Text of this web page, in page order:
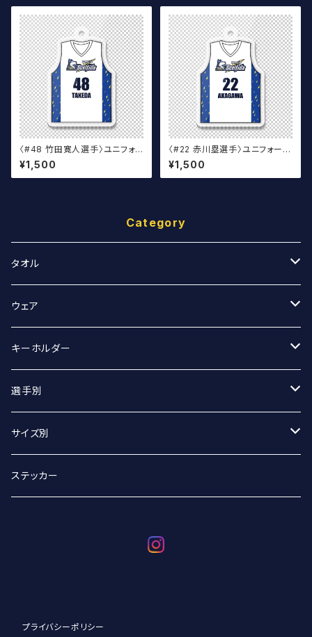
〈#48 竹田寛人選手〉ユニフォ
ームキーホルダー（白）
¥1,500
〈#22 赤川塁選手〉ユニフォーム
キーホルダー（白）
¥1,500
Category
タオル
スポーツタオル
マフラータオル
ウェア
Tシャツ
Tシャツ（オーバーサイズ）
ベースボールシャツ
選手別
キーホルダー
丸アクキー
ユニフォームアクキー
選手別
#2 宮坂侑選手
#9 ジグマルス・ライモ選手
サイズ別
Sサイズ
ステッカー
プライバシーポリシー